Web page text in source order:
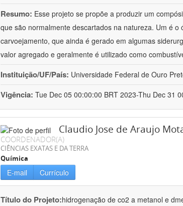
Resumo: Esse projeto se propõe a produzir um
que são normalmente descartados na natureza. Um é
carvoejamento, que ainda é gerado em algumas
valor agregado e geralmente é utilizado como
Instituição/UF/País: Universidade Federal de Ouro
Vigência: Tue Dec 05 00:00:00 BRT 2023-Thu Dec 31
Claudio Jose de Araujo
COORDENADOR(A)
CIÊNCIAS EXATAS E DA TERRA
Química
E-mail Currículo
Título do Projeto:hidrogenação de co2 a metanol e